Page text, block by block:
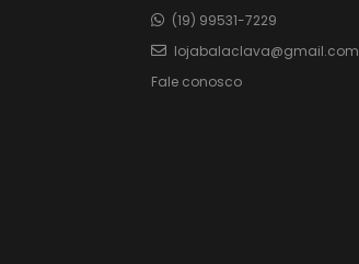
(19) 99531-7229
lojabalaclava@gmail.com
Fale conosco